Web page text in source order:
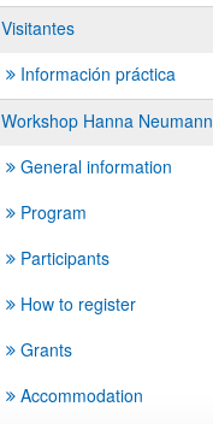
Visitantes
Información práctica
Workshop Hanna Neumann
General information
Program
Participants
How to register
Grants
Accommodation